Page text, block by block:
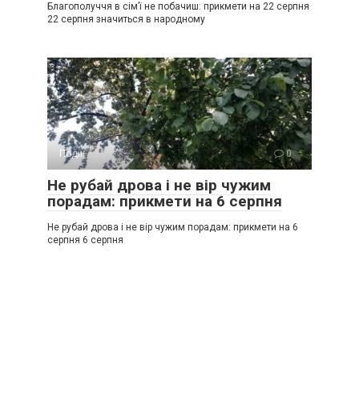
Благополуччя в сім’ї не побачиш: прикмети на 22 серпня
22 серпня значиться в народному
Події 0
Не рубай дрова і не вір чужим
порадам: прикмети на 6 серпня
Не рубай дрова і не вір чужим порадам: прикмети на 6
серпня 6 серпня